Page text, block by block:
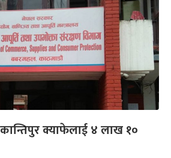
क्याफेलाई ४ लाख १०